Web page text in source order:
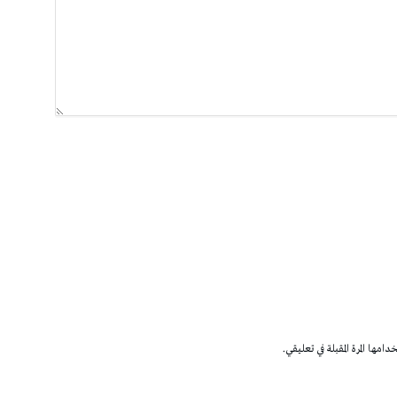
المرة المقبلة في تعليقي.